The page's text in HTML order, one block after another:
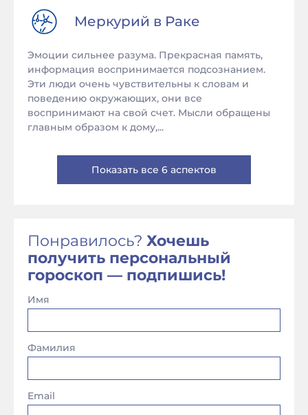
Меркурий в Раке
Эмоции сильнее разума. Прекрасная память,
информация воспринимается подсознанием.
Эти люди очень чувствительны к словам и
поведению окружающих, они все
воспринимают на свой счет. Мысли обращены
главным образом к дому,...
Показать все 6 аспектов
Понравилось? Хочешь
получить персональный
гороскоп — подпишись!
Имя
Фамилия
Email